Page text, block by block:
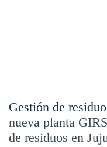
Gestión de
nueva planta
de residuos en